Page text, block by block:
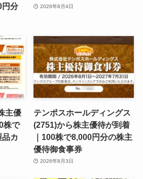
円分
2026年8月4日
主優
株で
カ
テンポスホールディングス
(2751)から株主優待が到着
｜100株で8,000円分の株主
優待御食事券
2026年8月3日